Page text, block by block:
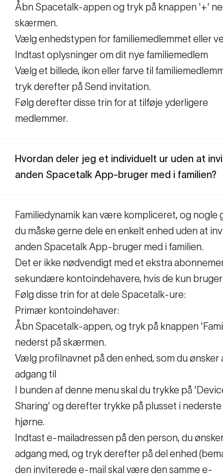
Åbn Spacetalk-appen og tryk på knappen '+'
skærmen.
Vælg enhedstypen for familiemedlemmet eller
Indtast oplysninger om dit nye familiemedlem
Vælg et billede, ikon eller farve til
tryk derefter på Send invitation.
Følg derefter disse trin for at tilføje yderligere
medlemmer.
Hvordan deler jeg et individuelt ur uden at
anden Spacetalk App-bruger med i familien?
Familiedynamik kan være kompliceret, og nogle
du måske gerne dele en enkelt enhed uden at
anden Spacetalk App-bruger med i familien.
Det er ikke nødvendigt med et ekstra
sekundære kontoindehavere, hvis de kun
Følg disse trin for at dele Spacetalk-ure:
Primær kontoindehaver:
Åbn Spacetalk-appen, og tryk på knappen
nederst på skærmen.
Vælg profilnavnet på den enhed, som du ønsker
adgang til
I bunden af denne menu skal du trykke på
Sharing' og derefter trykke på plusset i
hjørne.
Indtast e-mailadressen på den person, du
adgang med, og tryk derefter på del enhed
den inviterede e-mail skal være den samme e-